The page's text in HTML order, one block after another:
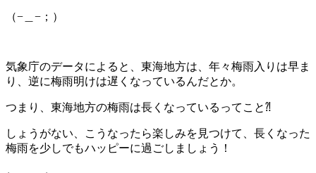
（−＿−；）
気象庁のデータによると、東海地方は、年々梅雨入りは早ま
り、逆に梅雨明けは遅くなっているんだとか。
つまり、東海地方の梅雨は長くなっているってこと⁈
しょうがない、こうなったら楽しみを見つけて、長くなった
梅雨を少しでもハッピーに過ごしましょう！